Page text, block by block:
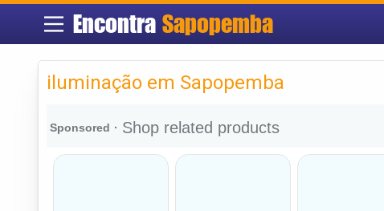
Encontra Sapopemba
iluminação em Sapopemba